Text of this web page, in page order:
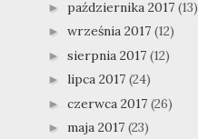
► października 2017 (13)
► września 2017 (12)
► sierpnia 2017 (12)
► lipca 2017 (24)
► czerwca 2017 (26)
► maja 2017 (23)